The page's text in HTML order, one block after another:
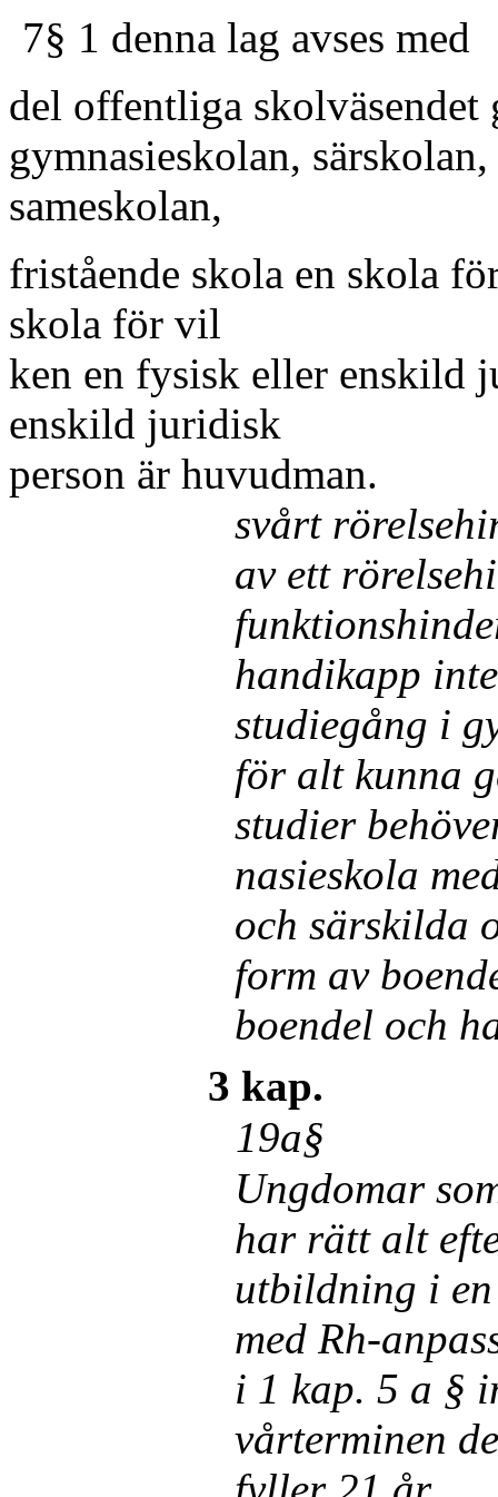
7§ 1 denna lag avses med
del offentliga skolväsendet
gymnasieskolan,
sameskolan,
fristående skola en skola
skola för vil­
ken en fysisk eller enskild
enskild juridisk
person är huvudman.
svårt
av ett
handi­kapp
studie­gång i
för alt kunna
studier
nasieskola
och särskilda
form av
boendel och
3 kap.
19a§
Ungdomar
har rätt alt
utbildning i en
med Rh-
i 1 kap. 5 a §
vårterminen